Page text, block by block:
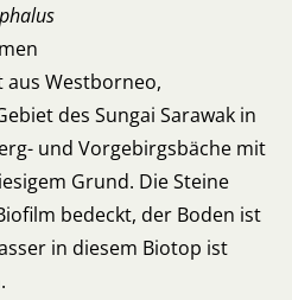
aus Westborneo,
des Sungai Sarawak in
und Vorgebirgsbäche mit
Grund. Die Steine
bedeckt, der Boden ist
in diesem Biotop ist
.